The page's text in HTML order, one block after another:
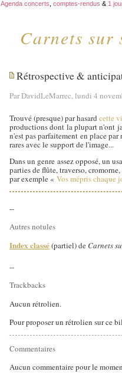
Carnets sur
Agenda concerts comptes-rendus & 1
Rétrospective &
Par DavidLeMarrec, lundi 4
Trouvé (presque) par hasardcette
productions dont la plupart n'ont
n'est pas parfaitement en place
rares avec le support de l'image...
Dans un genre assez opposé, un
parties de flûte, traverso,
par exemple «Vos mépris chaque
--
Autres notules
Index classé(partiel) de Carnets
--
Trackbacks
Aucun rétrolien.
Pour proposer un rétrolien sur ce
Commentaires
Aucun commentaire pour le